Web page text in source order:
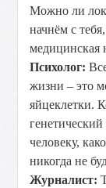
Можно ли
начнём с
медицинская
Психолог:
жизни – это
яйцеклетки.
человеку,
никогда не
Журналист: